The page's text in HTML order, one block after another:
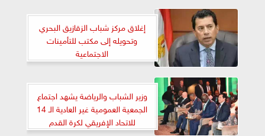
إغلاق مركز شباب الزقازيق البحري
وتحويله إلى مكتب للتأمينات
الاجتماعية
وزير الشباب والرياضة يشهد اجتماع
الجمعية العمومية غير العادية الـ 14
للاتحاد الإفريقي لكرة القدم